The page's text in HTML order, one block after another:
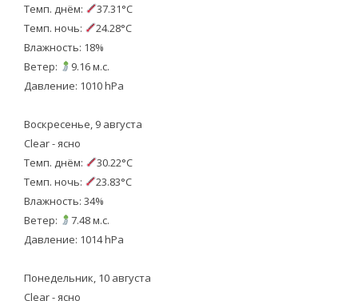
Темп. днём:
37.31°C
Темп. ночь:
24.28°C
Влажность: 18%
Ветер:
9.16 м.с.
Давление: 1010 hPa
Воскресенье, 9 августа
Clear - ясно
Темп. днём:
30.22°C
Темп. ночь:
23.83°C
Влажность: 34%
Ветер:
7.48 м.с.
Давление: 1014 hPa
Понедельник, 10 августа
Clear - ясно